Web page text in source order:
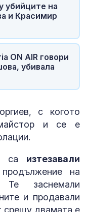
убийците на
и Красимир
ON AIR говори
убивала
с когото
и се е
са изтезавали
на
заснемали
и продавали
срещу двамата е